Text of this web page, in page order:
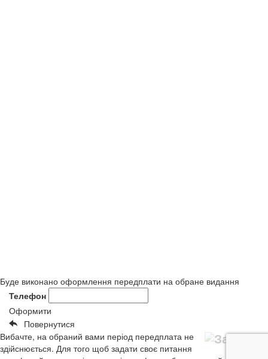
Буде виконано оформлення передплати на обране видання
Телефон
Оформити
Повернутися
Вибачте, на обраний вами період передплата не
здійснюється. Для того щоб задати своє питання